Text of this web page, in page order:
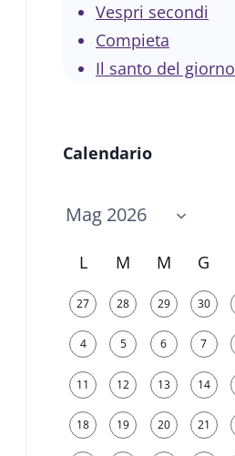
Vespri secondi
Compieta
Il santo del giorno
Calendario
L M M G
27 28 29 30
4 5 6 7
11 12 13 14
18 19 20 21